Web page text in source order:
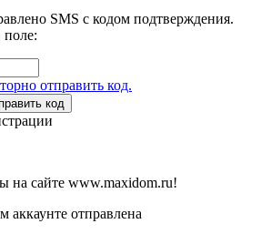
SMS с кодом подтверждения.
поле:
отправить код.
код
на сайте www.maxidom.ru!
отправлена